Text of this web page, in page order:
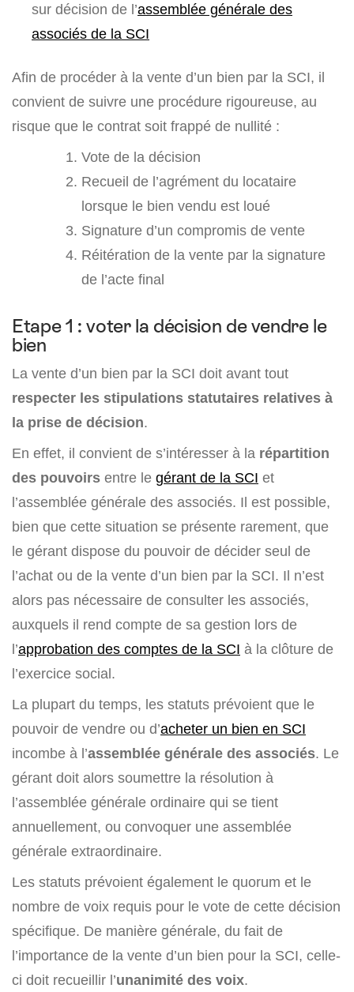
sur décision de l’assemblée générale des
associés de la SCI
Afin de procéder à la vente d’un bien par la SCI, il
convient de suivre une procédure rigoureuse, au
risque que le contrat soit frappé de nullité :
Vote de la décision
Recueil de l’agrément du locataire
lorsque le bien vendu est loué
Signature d’un compromis de vente
Réitération de la vente par la signature
de l’acte final
Etape 1 : voter la décision de vendre le
bien
La vente d’un bien par la SCI doit avant tout
respecter les stipulations statutaires relatives à
la prise de décision.
En effet, il convient de s’intéresser à la répartition
des pouvoirs entre le gérant de la SCI et
l’assemblée générale des associés. Il est possible,
bien que cette situation se présente rarement, que
le gérant dispose du pouvoir de décider seul de
l’achat ou de la vente d’un bien par la SCI. Il n’est
alors pas nécessaire de consulter les associés,
auxquels il rend compte de sa gestion lors de
l’approbation des comptes de la SCI à la clôture de
l’exercice social.
La plupart du temps, les statuts prévoient que le
pouvoir de vendre ou d’acheter un bien en SCI
incombe à l’assemblée générale des associés. Le
gérant doit alors soumettre la résolution à
l’assemblée générale ordinaire qui se tient
annuellement, ou convoquer une assemblée
générale extraordinaire.
Les statuts prévoient également le quorum et le
nombre de voix requis pour le vote de cette décision
spécifique. De manière générale, du fait de
l’importance de la vente d’un bien pour la SCI, celle-
ci doit recueillir l’unanimité des voix.